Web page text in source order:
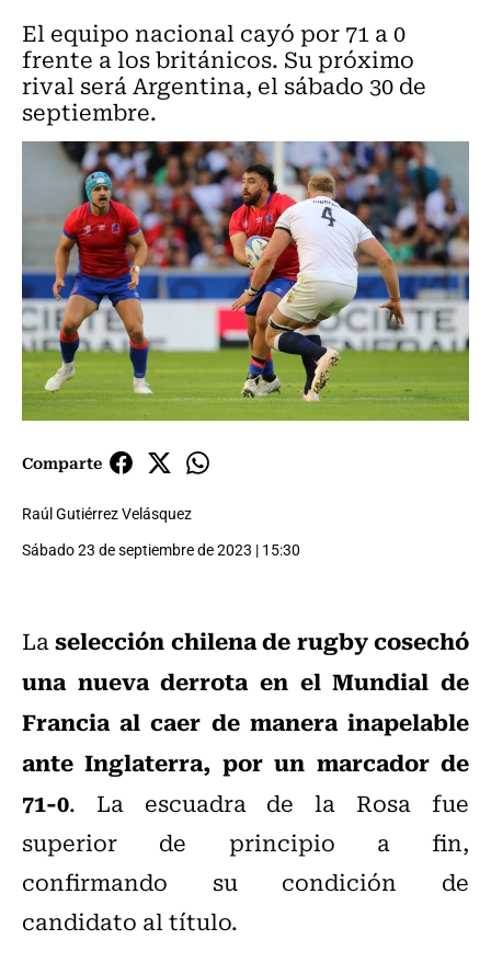
El equipo nacional cayó por 71 a 0
frente a los británicos. Su próximo
rival será Argentina, el sábado 30 de
septiembre.
Comparte
Raúl Gutiérrez Velásquez
Sábado 23 de septiembre de 2023 | 15:30
Laselección chilena de rugby cosechó
una nueva derrota en el Mundial de
Francia al caer de manera inapelable
ante Inglaterra, por un marcador de
71-0. La escuadra de la Rosa fue
superior de principio a fin,
confirmando su condición de
candidato al título.